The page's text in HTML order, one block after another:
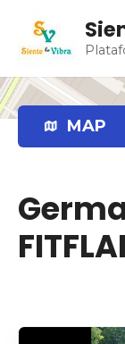
t
a
r
MAP